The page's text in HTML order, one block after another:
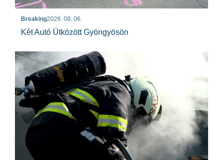
Breaking2026. 08. 06.
Két Autó Ütközött Gyöngyösön